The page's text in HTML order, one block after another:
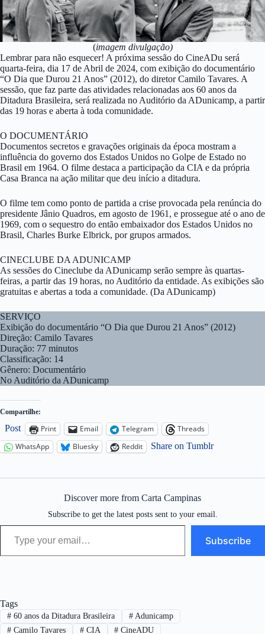
(imagem divulgação)
Lembrar para não esquecer! A próxima sessão do CineADu será
quarta-feira, dia 17 de Abril de 2024, com exibição do documentário
“O Dia que Durou 21 Anos” (2012), do diretor Camilo Tavares. A
sessão, que faz parte das atividades relacionadas aos 60 anos da
Ditadura Brasileira, será realizada no Auditório da ADunicamp, a partir
das 19 horas e aberta à toda comunidade.
O DOCUMENTÁRIO
Documentos secretos e gravações originais da época mostram a
influência do governo dos Estados Unidos no Golpe de Estado no
Brasil em 1964. O filme destaca a participação da CIA e da própria
Casa Branca na ação militar que deu início a ditadura.
O filme tem como ponto de partida a crise provocada pela renúncia do
presidente Jânio Quadros, em agosto de 1961, e prossegue até o ano de
1969, com o sequestro do então embaixador dos Estados Unidos no
Brasil, Charles Burke Elbrick, por grupos armados.
CINECLUBE DA ADUNICAMP
As sessões do Cineclube da ADunicamp serão sempre às quartas-
feiras, a partir das 19 horas, no Auditório da entidade. As exibições são
gratuitas e abertas a toda a comunidade. (Da ADunicamp)
SERVIÇO
Exibição do documentário “O Dia que Durou 21 Anos” (2012)
Direção: Camilo Tavares
Duração: 77 minutos
Classificação: 14
Gênero: Documentário
No Auditório da ADunicamp
Compartilhe:
Post Print Email Telegram
Threads
WhatsApp
Bluesky Reddit Share on Tumblr
Discover more from Carta Campinas
Subscribe to get the latest posts sent to your email.
Type your email…
Subscribe
Tags
#60 anos da Ditadura Brasileira #Adunicamp
#Camilo Tavares #CIA # CineADU